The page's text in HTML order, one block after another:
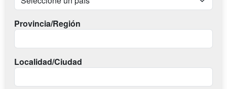
Provincia/Región
Localidad/Ciudad